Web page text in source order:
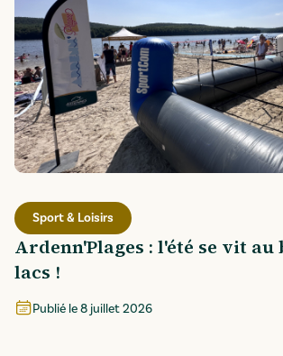
Sport & Loisirs
Ardenn'Plages : l'été se vit au
lacs !
Publié le8 juillet 2026